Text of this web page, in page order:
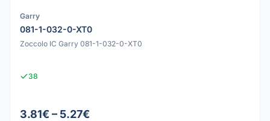
Garry
081-1-032-0-XT0
Zoccolo IC Garry 081-1-032-0-XT0
38
3.81€ – 5.27€